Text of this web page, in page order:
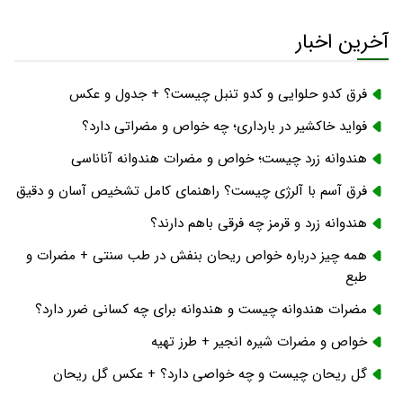
آخرین اخبار
فرق کدو حلوایی و کدو تنبل چیست؟ + جدول و عکس
فواید خاکشیر در بارداری؛ چه خواص و مضراتی دارد؟
هندوانه زرد چیست؛ خواص و مضرات هندوانه آناناسی
فرق آسم با آلرژی چیست؟ راهنمای کامل تشخیص آسان و دقیق
هندوانه زرد و قرمز چه فرقی باهم دارند؟
همه چیز درباره خواص ریحان بنفش در طب سنتی + مضرات و
طبع
مضرات هندوانه چیست و هندوانه برای چه کسانی ضرر دارد؟
خواص و مضرات شیره انجیر + طرز تهیه
گل ریحان چیست و چه خواصی دارد؟ + عکس گل ریحان